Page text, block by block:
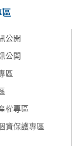
公開
公開
區
權專區
資保護專區